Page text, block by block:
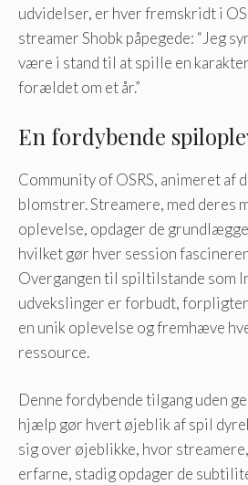
udvidelser, er hver fremskridt i
streamer Shobk påpegede: “Jeg
være i stand til at spille en
forældet om et år.”
En fordybende
Community of OSRS, animeret af
blomstrer. Streamere, med deres
oplevelse, opdager de
hvilket gør hver session
Overgangen til spiltilstande som
udvekslinger er forbudt,
en unik oplevelse og fremhæve
ressource.
Denne fordybende tilgang uden
hjælp gør hvert øjeblik af spil
sig over øjeblikke, hvor
erfarne, stadig opdager de